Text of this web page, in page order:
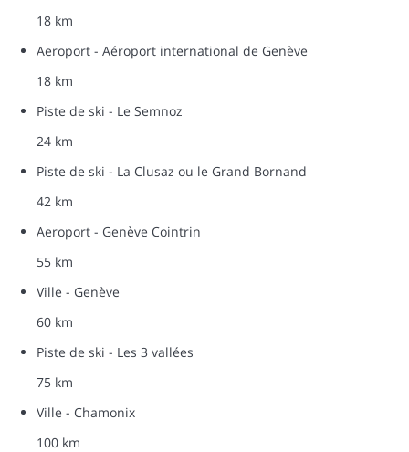
18 km
Aeroport - Aéroport international de Genève
18 km
Piste de ski - Le Semnoz
24 km
Piste de ski - La Clusaz ou le Grand Bornand
42 km
Aeroport - Genève Cointrin
55 km
Ville - Genève
60 km
Piste de ski - Les 3 vallées
75 km
Ville - Chamonix
100 km